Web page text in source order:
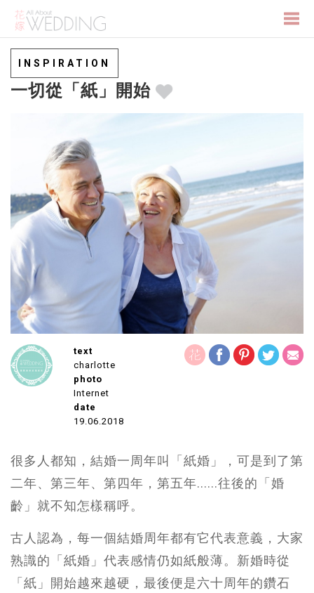
INSPIRATION
一切從「紙」開始
text
charlotte
photo
Internet
date
19.06.2018
很多人都知，結婚一周年叫「紙婚」，可是到了第
二年、第三年、第四年，第五年......往後的「婚
齡」就不知怎樣稱呼。
古人認為，每一個結婚周年都有它代表意義，大家
熟識的「紙婚」代表感情仍如紙般薄。新婚時從
「紙」開始越來越硬，最後便是六十周年的鑽石